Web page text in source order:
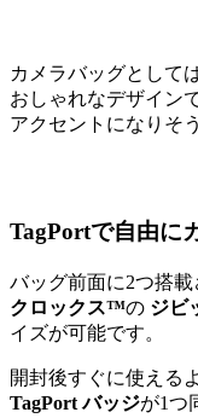
カメラバッグとして
おしゃれなデザイン
アクセントになりそ
TagPortで自由に
バッグ前面に2つ搭載
クロックス™の ジビ
イズが可能です。
開封後すぐに使える
TagPort バッジが1つ